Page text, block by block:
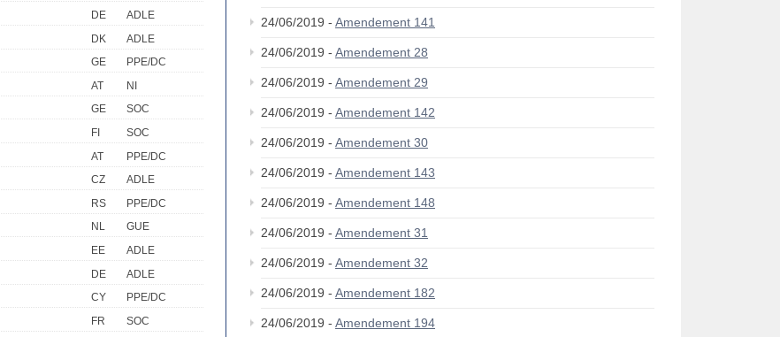
DE
ADLE
DK
ADLE
GE
PPE/DC
AT
NI
GE
SOC
FI
SOC
AT
PPE/DC
CZ
ADLE
RS
PPE/DC
NL
GUE
EE
ADLE
DE
ADLE
CY
PPE/DC
FR
SOC
24/06/2019 - Amendement 141
24/06/2019 - Amendement 28
24/06/2019 - Amendement 29
24/06/2019 - Amendement 142
24/06/2019 - Amendement 30
24/06/2019 - Amendement 143
24/06/2019 - Amendement 148
24/06/2019 - Amendement 31
24/06/2019 - Amendement 32
24/06/2019 - Amendement 182
24/06/2019 - Amendement 194